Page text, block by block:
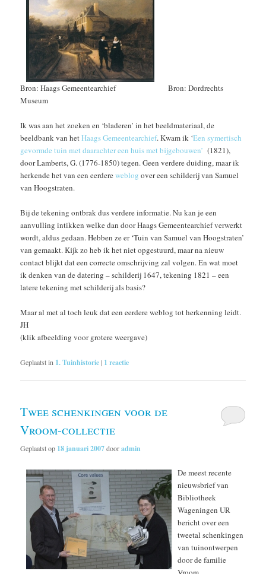
Bron: Haags Gemeentearchief Bron: Dordrechts
Museum
Ik was aan het zoeken en ‘bladeren’ in het beeldmateriaal, de
beeldbank van hetHaags Gemeentearchief. Kwam ik ‘Een symertisch
gevormde tuin met daarachter een huis met bijgebouwen’ (1821),
door Lamberts, G. (1776-1850) tegen. Geen verdere duiding, maar ik
herkende het van een eerdereweblog over een schilderij van Samuel
van Hoogstraten.
Bij de tekening ontbrak dus verdere informatie. Nu kan je een
aanvulling intikken welke dan door Haags Gemeentearchief verwerkt
wordt, aldus gedaan. Hebben ze er ‘Tuin van Samuel van Hoogstraten’
van gemaakt. Kijk zo heb ik het niet opgestuurd, maar na nieuw
contact blijkt dat een correcte omschrijving zal volgen. En wat moet
ik denken van de datering – schilderij 1647, tekening 1821 – een
latere tekening met schilderij als basis?
Maar al met al toch leuk dat een eerdere weblog tot herkenning leidt.
JH
(klik afbeelding voor grotere weergave)
Geplaatst in 1. Tuinhistorie| 1 reactie
Twee schenkingen voor de
Vroom-collectie
Geplaatst op 18 januari 2007dooradmin
De meest recente
nieuwsbrief van
Bibliotheek
Wageningen UR
bericht over een
tweetal schenkingen
van tuinontwerpen
door de familie